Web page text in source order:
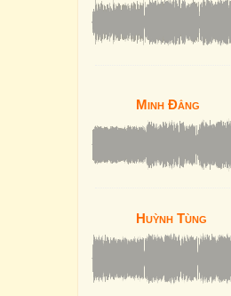
Minh Đẳng
Huỳnh Tùng